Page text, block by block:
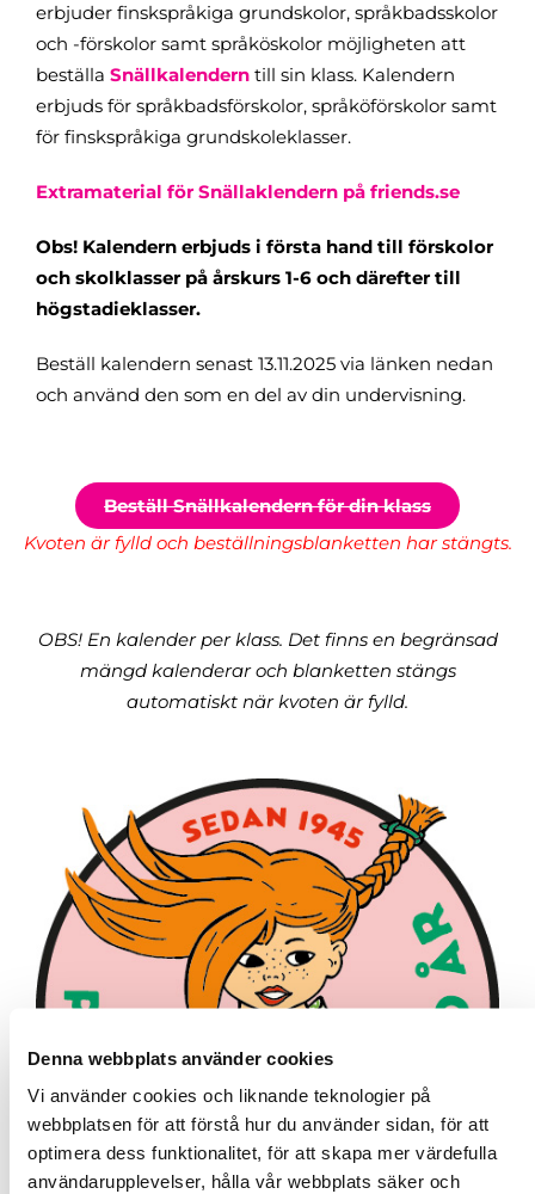
Denna webbplats använder cookies
Vi använder cookies och liknande teknologier på
webbplatsen för att förstå hur du använder sidan, för att
optimera dess funktionalitet, för att skapa mer värdefulla
användarupplevelser, hålla vår webbplats säker och
erbjuder finskspråkiga grundskolor, språkbadsskolor
och -förskolor samt språköskolor möjligheten att
beställa Snällkalendern till sin klass. Kalendern
erbjuds för språkbadsförskolor, språköförskolor samt
för finskspråkiga grundskoleklasser.
Extramaterial för Snällaklendern på friends.se
Obs! Kalendern erbjuds i första hand till förskolor
och skolklasser på årskurs 1-6 och därefter till
högstadieklasser.
Beställ kalendern senast 13.11.2025 via länken nedan
och använd den som en del av din undervisning.
Beställ Snällkalendern för din klass
Kvoten är fylld och beställningsblanketten har stängts.
OBS! En kalender per klass. Det finns en begränsad
mängd kalenderar och blanketten stängs
automatiskt när kvoten är fylld.